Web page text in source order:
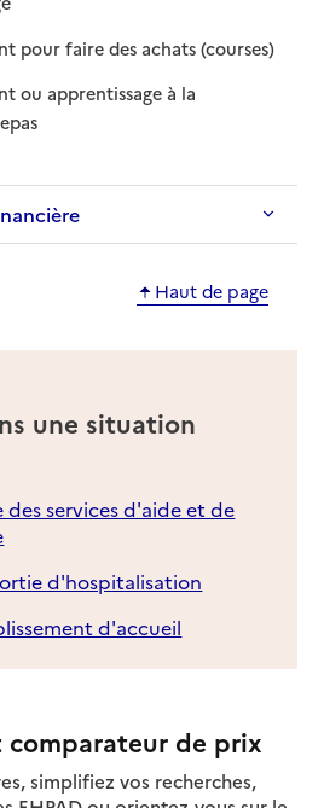
pour faire des achats (courses)
:
: non
ou apprentissage à la
disponible
non disponible
Haut de page
une situation
services d'aide et de
d'hospitalisation
d'accueil
comparateur de prix
simplifiez vos recherches,